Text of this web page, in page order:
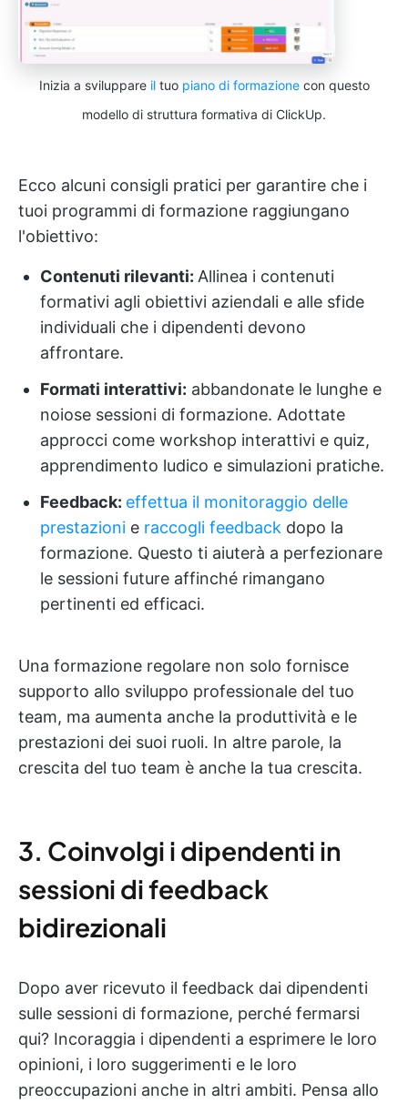
Inizia a sviluppare iltuo piano di formazionecon questo
modello di struttura formativa di ClickUp.
Ecco alcuni consigli pratici per garantire che i
tuoi programmi di formazione raggiungano
l'obiettivo:
Contenuti rilevanti: Allinea i contenuti
formativi agli obiettivi aziendali e alle sfide
individuali che i dipendenti devono
affrontare.
Formati interattivi: abbandonate le lunghe e
noiose sessioni di formazione. Adottate
approcci come workshop interattivi e quiz,
apprendimento ludico e simulazioni pratiche.
Feedback: effettua il monitoraggio delle
prestazioni e raccogli feedback dopo la
formazione. Questo ti aiuterà a perfezionare
le sessioni future affinché rimangano
pertinenti ed efficaci.
Una formazione regolare non solo fornisce
supporto allo sviluppo professionale del tuo
team, ma aumenta anche la produttività e le
prestazioni dei suoi ruoli. In altre parole, la
crescita del tuo team è anche la tua crescita.
3. Coinvolgi i dipendenti in
sessioni di feedback
bidirezionali
Dopo aver ricevuto il feedback dai dipendenti
sulle sessioni di formazione, perché fermarsi
qui? Incoraggia i dipendenti a esprimere le loro
opinioni, i loro suggerimenti e le loro
preoccupazioni anche in altri ambiti. Pensa allo